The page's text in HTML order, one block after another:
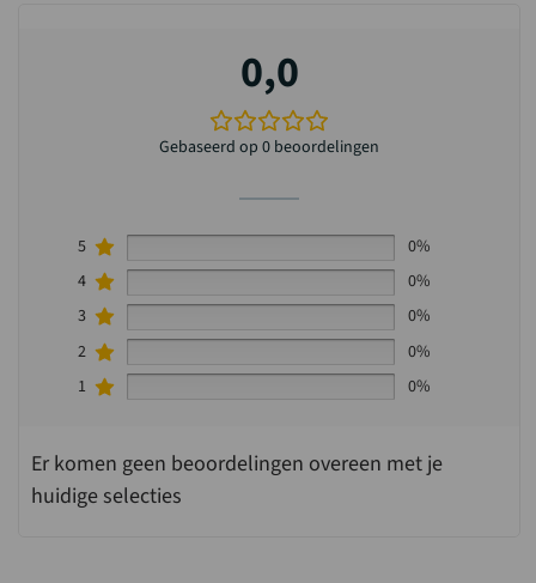
0,0
Gebaseerd op 0 beoordelingen
5
0%
4
0%
3
0%
2
0%
1
0%
Er komen geen beoordelingen overeen met je
huidige selecties